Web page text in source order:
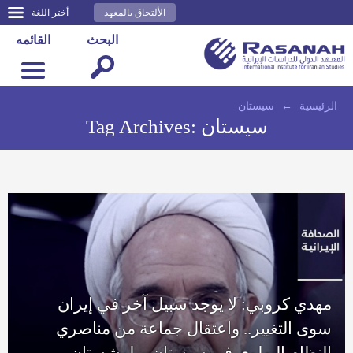
أختر اللغة الألتحاق بالمعهد
القائمه البحث
الرئيسية ← سيستان
Tag Archives: سيستان
مهدي كروبي: لا يوجد سبيل آخر في إيران
سوى التغيير.. واعتقال جماعة من مناصري